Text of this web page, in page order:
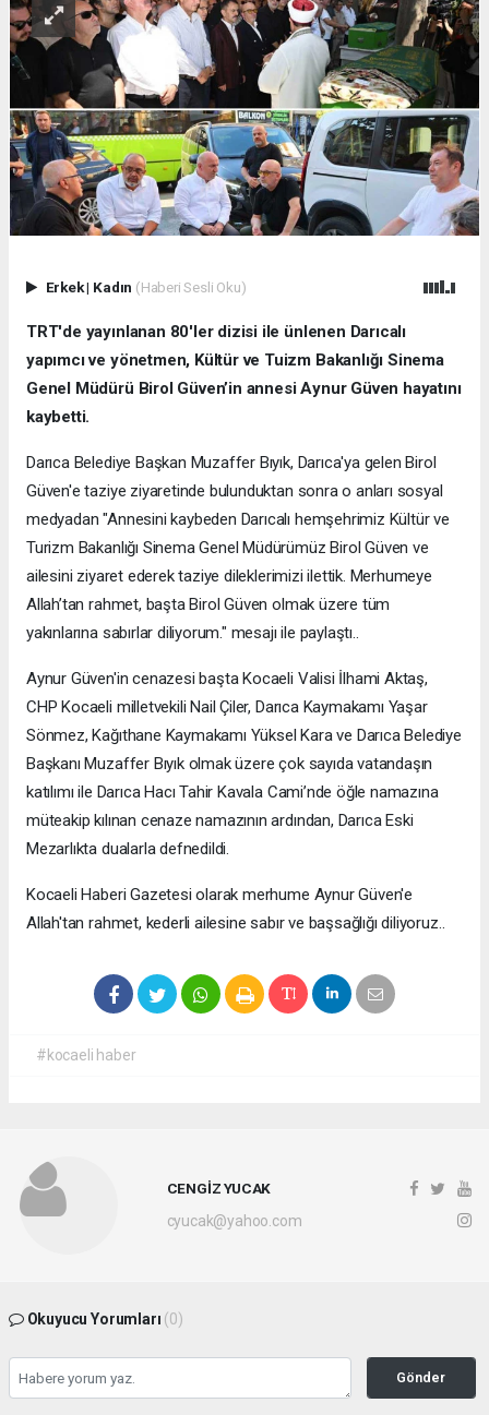
Erkek| Kadın (Haberi Sesli Oku)
TRT'de yayınlanan 80'ler dizisi ile ünlenen Darıcalı
yapımcı ve yönetmen, Kültür ve Tuizm Bakanlığı Sinema
Genel Müdürü Birol Güven’in annesi Aynur Güven hayatını
kaybetti.
Darıca Belediye Başkan Muzaffer Bıyık, Darıca'ya gelen Birol
Güven'e taziye ziyaretinde bulunduktan sonra o anları sosyal
medyadan "Annesini kaybeden Darıcalı hemşehrimiz Kültür ve
Turizm Bakanlığı Sinema Genel Müdürümüz Birol Güven ve
ailesini ziyaret ederek taziye dileklerimizi ilettik. Merhumeye
Allah’tan rahmet, başta Birol Güven olmak üzere tüm
yakınlarına sabırlar diliyorum." mesajı ile paylaştı..
Aynur Güven'in cenazesi başta Kocaeli Valisi İlhami Aktaş,
CHP Kocaeli milletvekili Nail Çiler, Darıca Kaymakamı Yaşar
Sönmez, Kağıthane Kaymakamı Yüksel Kara ve Darıca Belediye
Başkanı Muzaffer Bıyık olmak üzere çok sayıda vatandaşın
katılımı ile Darıca Hacı Tahir Kavala Cami’nde öğle namazına
müteakip kılınan cenaze namazının ardından, Darıca Eski
Mezarlıkta dualarla defnedildi.
Kocaeli Haberi Gazetesi olarak merhume Aynur Güven'e
Allah'tan rahmet, kederli ailesine sabır ve başsağlığı diliyoruz..
#kocaeli haber
CENGİZ YUCAK
cyucak@yahoo.com
Okuyucu Yorumları (0)
Gönder